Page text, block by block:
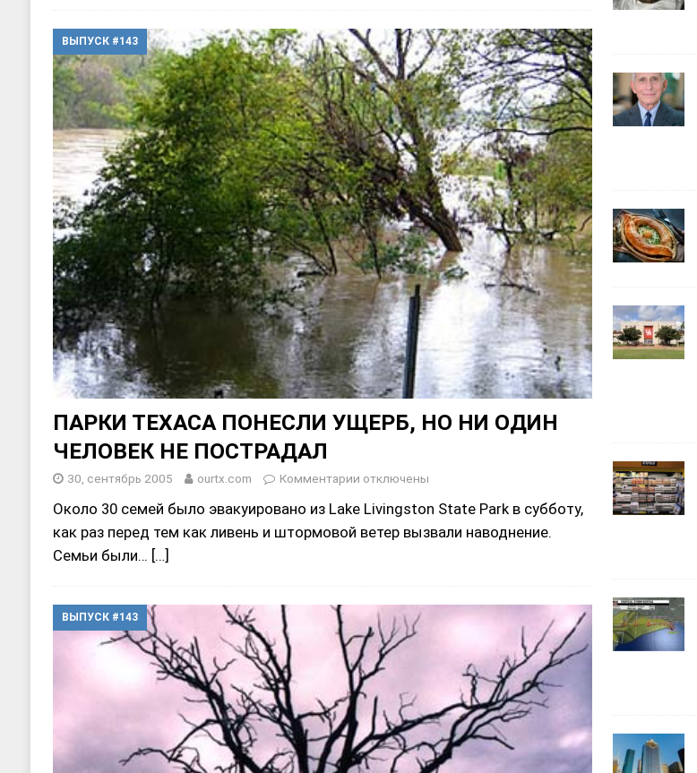
ВЫПУСК #143
ПАРКИ ТЕХАСА ПОНЕСЛИ УЩЕРБ, НО НИ ОДИН
ЧЕЛОВЕК НЕ ПОСТРАДАЛ
30, сентябрь 2005 ourtx.com Комментарии отключены
Около 30 семей было эвакуировано из Lake Livingston State Park в субботу,
как раз перед тем как ливень и штормовой ветер вызвали наводнение.
Семьи были… […]
ВЫПУСК #143